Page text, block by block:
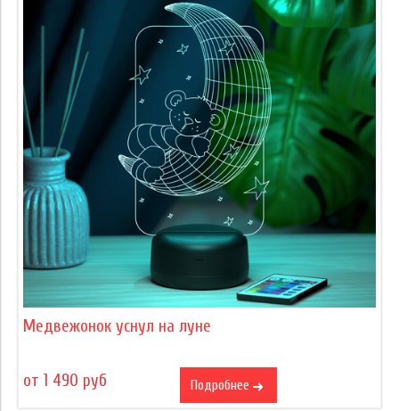
Медвежонок уснул на луне
от 1 490 руб Подробнее